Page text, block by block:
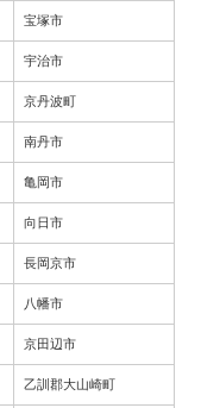
宝塚市
宇治市
京丹波町
南丹市
亀岡市
向日市
長岡京市
八幡市
京田辺市
乙訓郡大山崎町